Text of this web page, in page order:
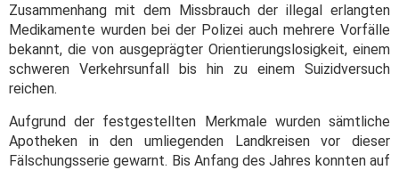
Zusammenhang mit dem Missbrauch der illegal erlangten
Medikamente wurden bei der Polizei auch mehrere Vorfälle
bekannt, die von ausgeprägter Orientierungslosigkeit, einem
schweren Verkehrsunfall bis hin zu einem Suizidversuch
reichen.
Aufgrund der festgestellten Merkmale wurden sämtliche
Apotheken in den umliegenden Landkreisen vor dieser
Fälschungsserie gewarnt. Bis Anfang des Jahres konnten auf